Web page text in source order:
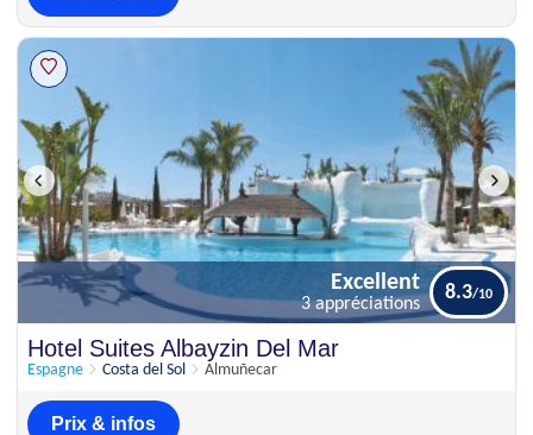
Excellent
Hotel Suites Albayzin Del Mar
Espagne Costa del Sol Almuñecar
Excellent
3 appréciations
8.3
Prix & infos